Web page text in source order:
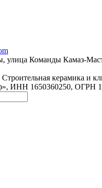
улица Команды Камаз-
керамика и
ИНН 1650360250, ОГРН